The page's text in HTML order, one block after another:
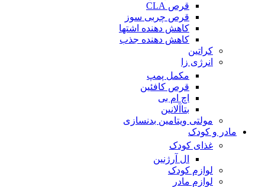
قرص CLA
قرص چربی سوز
کاهش دهنده اشتها
کاهش دهنده جذب
کراتین
انرژی زا
مکمل پمپ
قرص کافئین
اچ ام بی
بتاآلانین
مولتی ویتامین بدنسازی
مادر و کودک
غذای کودک
ال آرژنین
لوازم کودک
لوازم مادر